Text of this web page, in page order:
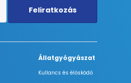
Feliratkozás
Állatgyógyászat
Kullancs és élősködő